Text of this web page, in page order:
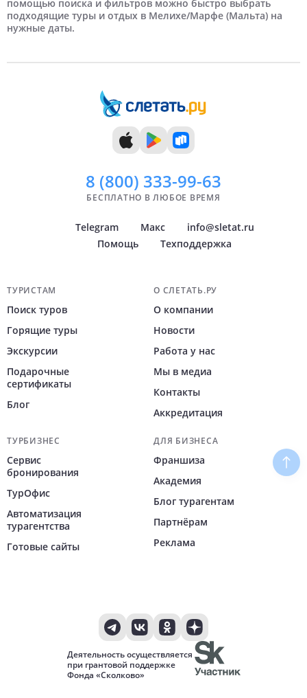
помощью поиска и фильтров можно быстро выбрать
подходящие туры и отдых в Мелихе/Марфе (Мальта) на
нужные даты.
8 (800) 333-99-63
БЕСПЛАТНО В ЛЮБОЕ ВРЕМЯ
Telegram Макс
info@sletat.ru
Помощь
Техподдержка
Навигация по сайту
ТУРИСТАМ
Поиск туров
Горящие туры
Экскурсии
Подарочные
сертификаты
Блог
О СЛЕТАТЬ.РУ
О компании
Новости
Работа у нас
Мы в медиа
Контакты
Аккредитация
ТУРБИЗНЕС
Сервис
бронирования
ТурОфис
Автоматизация
турагентства
Готовые сайты
ДЛЯ БИЗНЕСА
Франшиза
Академия
Блог турагентам
Партнёрам
Реклама
Деятельность осуществляется
при грантовой поддержке
Фонда «Сколково»